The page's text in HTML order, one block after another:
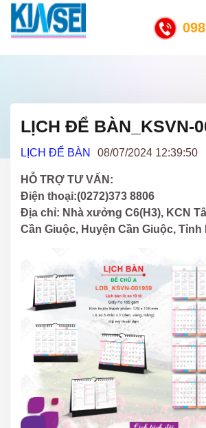
LỊCH ĐỂ BÀN_KSVN-
LỊCH ĐỂ BÀN 08/07/2024 12:39:50
HỖ TRỢ TƯ VẤN:
Điện thoại:(0272)373 8806
Địa chỉ: Nhà xưởng C6(H3), KCN
Cần Giuộc, Huyện Cần Giuộc, Tỉnh